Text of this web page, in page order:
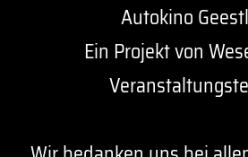
Autokino
Ein Projekt von